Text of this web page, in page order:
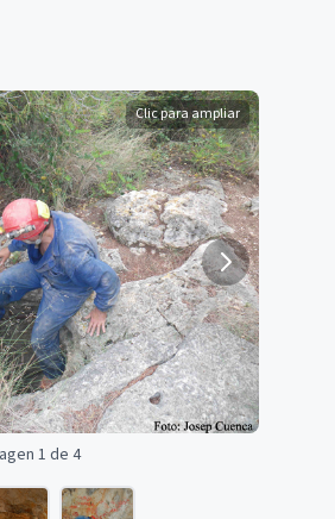
Clic para ampliar
1 de 4